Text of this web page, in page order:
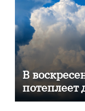
В
потеплеет